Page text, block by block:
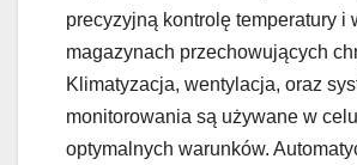
precyzyjną kontrolę temperatury i
magazynach przechowujących
Klimatyzacja, wentylacja, oraz
monitorowania są używane w
optymalnych warunków.